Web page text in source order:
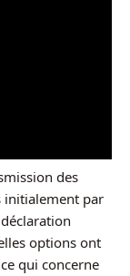
des
initialement par
options ont
qui concerne